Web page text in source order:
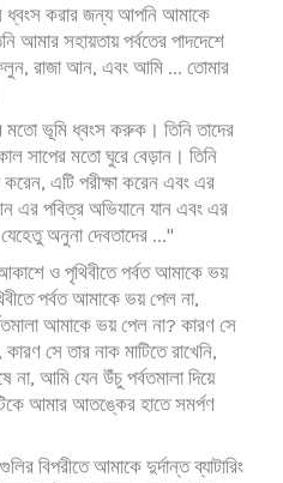
ধ্বংস করার জন্য আপনি আমাকে
আমার সহায়তায় পর্বতের পাদদেশে
রাজা আন, এবং আমি ... তোমার
মতো ভূমি ধ্বংস করুক। তিনি তাদের
সাপের মতো ঘুরে বেড়ান। তিনি
করেন, এটি পরীক্ষা করেন এবং এর
এর পবিত্র অভিযানে যান এবং এর
অনুনা দেবতাদের ..."
ও পৃথিবীতে পর্বত আমাকে ভয়
পর্বত আমাকে ভয় পেল না,
আমাকে ভয় পেল না? কারণ সে
সে তার নাক মাটিতে রাখেনি,
না, আমি যেন উঁচু পর্বতমালা দিয়ে
আমার আতঙ্কের হাতে সমর্পণ
বিপরীতে আমাকে দুর্দান্ত ব্যাটারিং